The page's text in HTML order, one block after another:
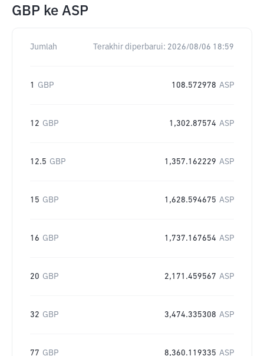
GBP ke ASP
Jumlah Terakhir diperbarui: 2026/08/06 18:59
1 GBP 108.572978 ASP
12 GBP 1,302.87574 ASP
12.5 GBP 1,357.162229 ASP
15 GBP 1,628.594675 ASP
16 GBP 1,737.167654 ASP
20 GBP 2,171.459567 ASP
32 GBP 3,474.335308 ASP
77 GBP 8,360.119335 ASP